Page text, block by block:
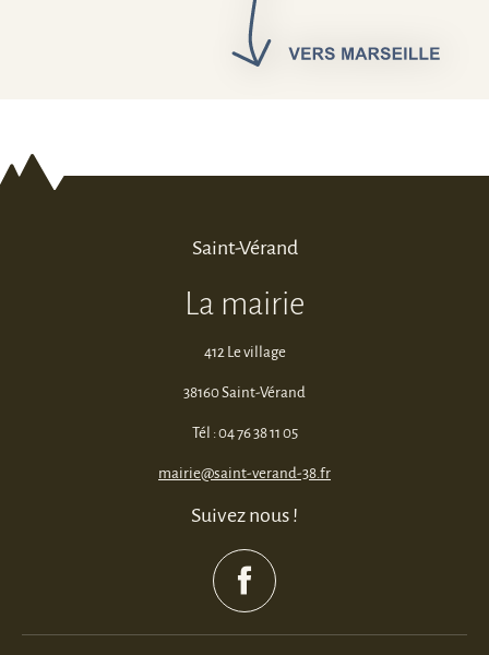
Saint-Vérand
La mairie
412 Le village
38160 Saint-Vérand
Tél : 04 76 38 11 05
mairie@saint-verand-38.fr
Suivez nous !